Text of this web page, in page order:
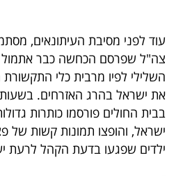
UNDER
40
שיתופי
פעולה
עוד לפני מסיבת העיתונאים,
צה"ל שפרסם הכחשה כבר
השלילי לפיו מרבית כלי
את ישראל בהרג האזרחים.
בבית החולים פורסמו כותרות
ישראל, והופצו תמונות קשות של
ילדים שפגעו בדעת הקהל לרעת